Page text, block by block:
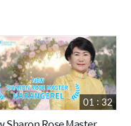
01 : 32